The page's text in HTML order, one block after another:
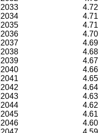
2033
4.72
2034
4.71
2035
4.71
2036
4.70
2037
4.69
2038
4.68
2039
4.67
2040
4.66
2041
4.65
2042
4.64
2043
4.63
2044
4.62
2045
4.61
2046
4.60